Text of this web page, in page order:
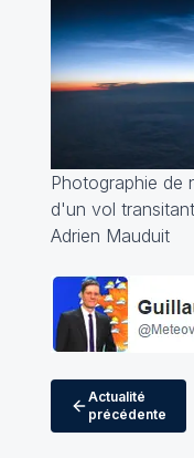
Photographie de
d'un vol
Adrien Mauduit
Actualité
précédente